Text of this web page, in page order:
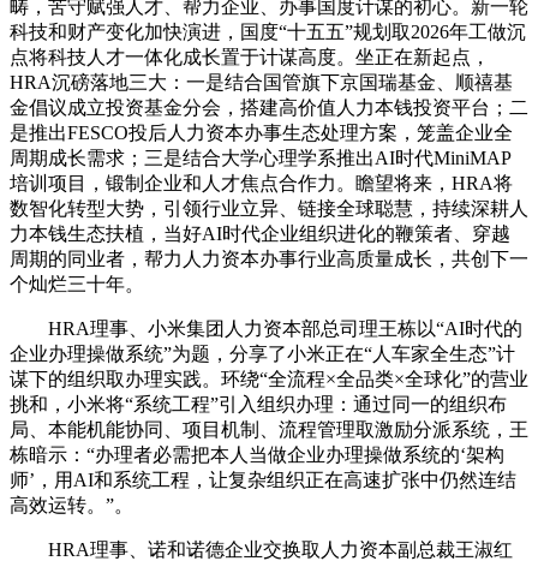
畴，苦守赋强人才、帮力企业、办事国度计谋的初心。新一轮
科技和财产变化加快演进，国度“十五五”规划取2026年工做沉
点将科技人才一体化成长置于计谋高度。坐正在新起点，
HRA沉磅落地三大：一是结合国管旗下京国瑞基金、顺禧基
金倡议成立投资基金分会，搭建高价值人力本钱投资平台；二
是推出FESCO投后人力资本办事生态处理方案，笼盖企业全
周期成长需求；三是结合大学心理学系推出AI时代MiniMAP
培训项目，锻制企业和人才焦点合作力。瞻望将来，HRA将
数智化转型大势，引领行业立异、链接全球聪慧，持续深耕人
力本钱生态扶植，当好AI时代企业组织进化的鞭策者、穿越
周期的同业者，帮力人力资本办事行业高质量成长，共创下一
个灿烂三十年。
HRA理事、小米集团人力资本部总司理王栋以“AI时代的
企业办理操做系统”为题，分享了小米正在“人车家全生态”计
谋下的组织取办理实践。环绕“全流程×全品类×全球化”的营业
挑和，小米将“系统工程”引入组织办理：通过同一的组织布
局、本能机能协同、项目机制、流程管理取激励分派系统，王
栋暗示：“办理者必需把本人当做企业办理操做系统的‘架构
师’，用AI和系统工程，让复杂组织正在高速扩张中仍然连结
高效运转。”。
HRA理事、诺和诺德企业交换取人力资本副总裁王淑红